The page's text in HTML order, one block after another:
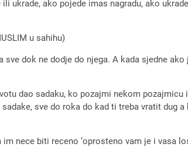
ukrade, ako pojede imas nagradu, ako
u sahihu)
dok ne dodje do njega. A kada sjedne
dao sadaku, ko pozajmi nekom pozajmicu
sve do roka do kad ti treba vratit dug
nece biti receno ‘oprosteno vam je i vasa